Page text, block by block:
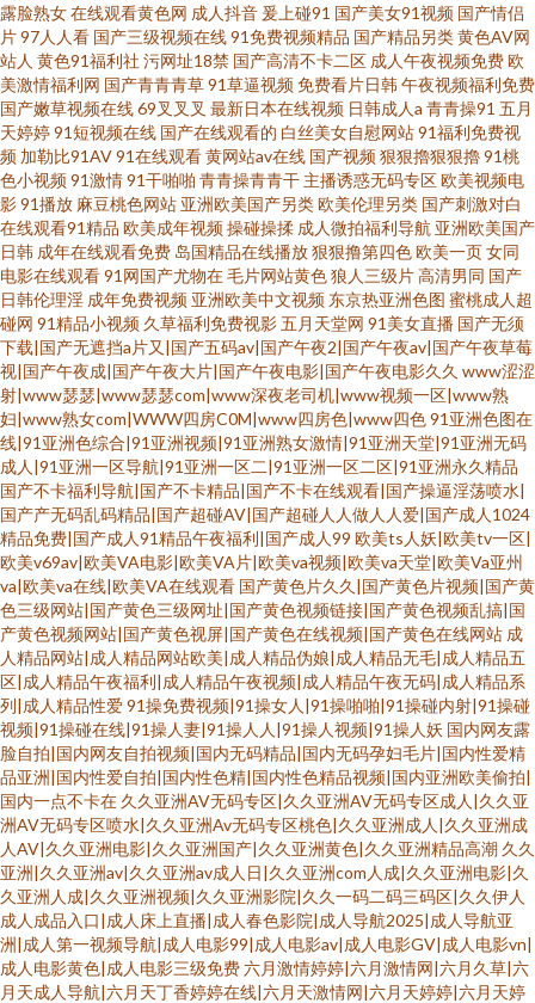
露脸熟女在线观看黄色网 成人抖音 爰上碰91 国产美女91视频 国产情侣
片97人人看 国产三级视频在线91免费视频精品 国产精品另类黄色AV网
站人 黄色91福利社 污网址18禁 国产高清不卡二区 成人午夜视频免费欧
美激情福利网 国产青青青草91草逼视频免费看片日韩午夜视频福利免费
国产嫩草视频在线69叉叉叉 最新日本在线视频 日韩成人a 青青操91 五月
天婷婷91短视频在线 国产在线观看的 白丝美女自慰网站91福利免费视
频 加勒比91AV91在线观看黄网站av在线 国产视频狠狠擼狠狠擼91桃
色小视频91激情91干啪啪 青青操青青干 主播诱惑无码专区欧美视频电
影91播放 麻豆桃色网站 亚洲欧美国产另类欧美伦理另类 国产刺激对白
在线观看91精品 欧美成年视频操碰操揉 成人微拍福利导航 亚洲欧美国产
日韩 成年在线观看免费 岛国精品在线播放狠狠撸第四色欧美一页女同
电影在线观看91网国产尤物在毛片网站黄色狼人三级片高清男同 国产
日韩伦理淫 成年免费视频 亚洲欧美中文视频 东京热亚洲色图 蜜桃成人超
碰网 91精品小视频 久草福利免费视影五月天堂网 91美女直播 国产无须
下载|国产无遮挡a片又|国产五码av|国产午夜2|国产午夜av|国产午夜草莓
视|国产午夜成|国产午夜大片|国产午夜电影|国产午夜电影久久 www涩涩
射|www瑟瑟|www瑟瑟com|www深夜老司机|www视频一区|www熟
妇|www熟女com|WWW四房C0M|www四房色|www四色91亚洲色图在
线|91亚洲色综合|91亚洲视频|91亚洲熟女激情|91亚洲天堂|91亚洲无码
成人|91亚洲一区导航|91亚洲一区二|91亚洲一区二区|91亚洲永久精品
国产不卡福利导航|国产不卡精品|国产不卡在线观看|国产操逼淫荡喷水|
国产产无码乱码精品|国产超碰AV|国产超碰人人做人人爱|国产成人1024
精品免费|国产成人91精品午夜福利|国产成人99 欧美ts人妖|欧美tv一区|
欧美v69av|欧美VA电影|欧美VA片|欧美va视频|欧美va天堂|欧美Va亚州
va|欧美va在线|欧美VA在线观看 国产黄色片久久|国产黄色片视频|国产黄
色三级网站|国产黄色三级网址|国产黄色视频链接|国产黄色视频乱搞|国
产黄色视频网站|国产黄色视屏|国产黄色在线视频|国产黄色在线网站 成
人精品网站|成人精品网站欧美|成人精品伪娘|成人精品无毛|成人精品五
区|成人精品午夜福利|成人精品午夜视频|成人精品午夜无码|成人精品系
列|成人精品性爱91操免费视频|91操女人|91操啪啪|91操碰内射|91操碰
视频|91操碰在线|91操人妻|91操人人|91操人视频|91操人妖 国内网友露
脸自拍|国内网友自拍视频|国内无码精品|国内无码孕妇毛片|国内性爱精
品亚洲|国内性爱自拍|国内性色精|国内性色精品视频|国内亚洲欧美偷拍|
国内一点不卡在 久久亚洲AV无码专区|久久亚洲AV无码专区成人|久久亚
洲AV无码专区喷水|久久亚洲Av无码专区桃色|久久亚洲成人|久久亚洲成
人AV|久久亚洲电影|久久亚洲国产|久久亚洲黄色|久久亚洲精品高潮 久久
亚洲|久久亚洲av|久久亚洲av成人日|久久亚洲com人成|久久亚洲电影|久
久亚洲人成|久久亚洲视频|久久亚洲影院|久久一码二码三码区|久久伊人
成人成品入口|成人床上直播|成人春色影院|成人导航2025|成人导航亚
洲|成人第一视频导航|成人电影99|成人电影av|成人电影GV|成人电影vn|
成人电影黄色|成人电影三级免费六月激情婷婷|六月激情网|六月久草|六
月天成人导航|六月天丁香婷婷在线|六月天激情网|六月天婷婷|六月天婷